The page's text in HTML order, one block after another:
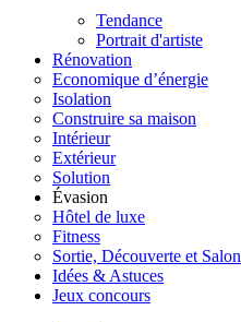
Tendance
Portrait d'artiste
Rénovation
Economique d’énergie
Isolation
Construire sa maison
Intérieur
Extérieur
Solution
Évasion
Hôtel de luxe
Fitness
Sortie, Découverte et Salon
Idées & Astuces
Jeux concours